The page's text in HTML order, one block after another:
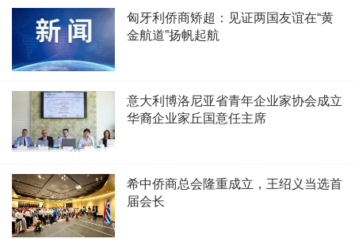
匈牙利侨商矫超：见证两国友谊在“黄
金航道”扬帆起航
意大利博洛尼亚省青年企业家协会成立
华裔企业家丘国意任主席
希中侨商总会隆重成立，王绍义当选首
届会长